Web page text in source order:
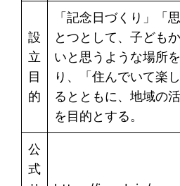
設
立
目
的
「記念日づくり」「
とつとして、子ども
いと思うような場所
り、「住んでいて楽
るとともに、地域の
を目的とする。
公
式